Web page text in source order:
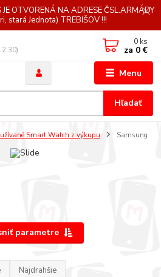
OTVORENÁ NA ADRESE ČSL.ARMÁDY
stará Jednota) TREBIŠOV !!!
Menu
Hľadať
0 ks
za 0 €
Smart Watch z výkupu Samsung
parametre
Najdrahšie